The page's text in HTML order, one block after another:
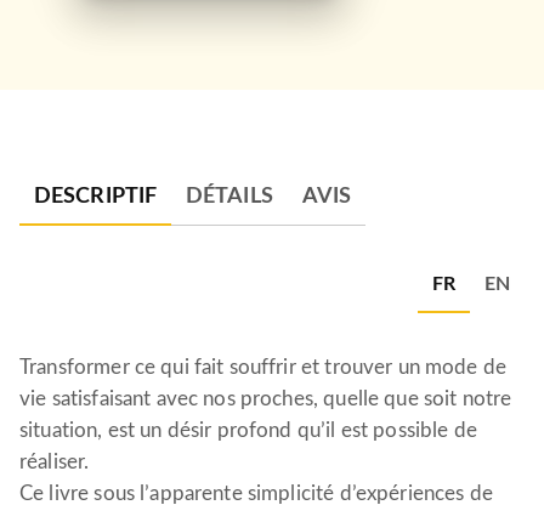
DESCRIPTIF DÉTAILS AVIS
FR EN
Transformer ce qui fait souffrir et trouver un mode de
vie satisfaisant avec nos proches, quelle que soit notre
situation, est un désir profond qu’il est possible de
réaliser.
Ce livre sous l’apparente simplicité d’expériences de